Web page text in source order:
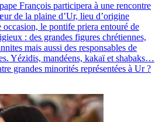
François participera à une rencontre
de la plaine d’Ur, lieu d’origine
occasion, le pontife priera entouré de
: des grandes figures chrétiennes,
mais aussi des responsables de
Yézidis, mandéens, kakaï et shabaks…
grandes minorités représentées à Ur ?